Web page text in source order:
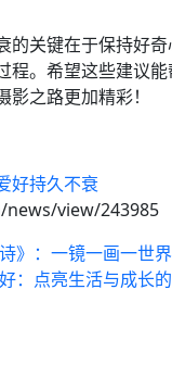
的关键在于保持好
程。希望这些建议
之路更加精彩！
好持久不衰
view/243985
诗》：一镜一画一世
：点亮生活与成长